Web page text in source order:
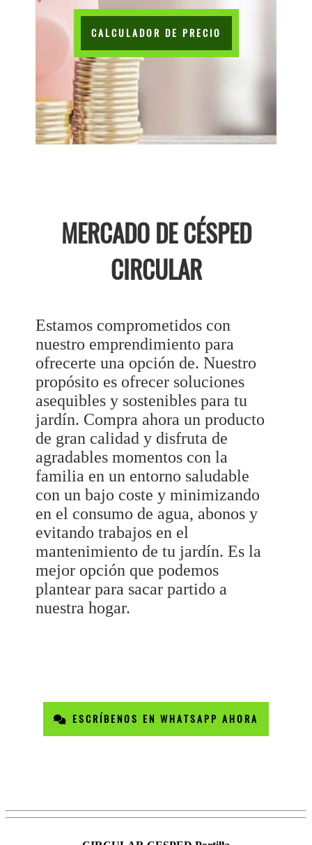
CALCULADOR DE PRECIO
MERCADO DE CÉSPED
CIRCULAR
Estamos comprometidos con
nuestro emprendimiento para
ofrecerte una opción de. Nuestro
propósito es ofrecer soluciones
asequibles y sostenibles para tu
jardín. Compra ahora un producto
de gran calidad y disfruta de
agradables momentos con la
familia en un entorno saludable
con un bajo coste y minimizando
en el consumo de agua, abonos y
evitando trabajos en el
mantenimiento de tu jardín. Es la
mejor opción que podemos
plantear para sacar partido a
nuestra hogar.
ESCRÍBENOS EN WHATSAPP AHORA